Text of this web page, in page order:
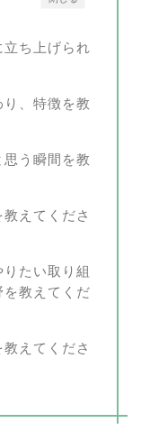
ち上げられ
、特徴を教
う瞬間を教
えてくださ
たい取り組
教えてくだ
えてくださ